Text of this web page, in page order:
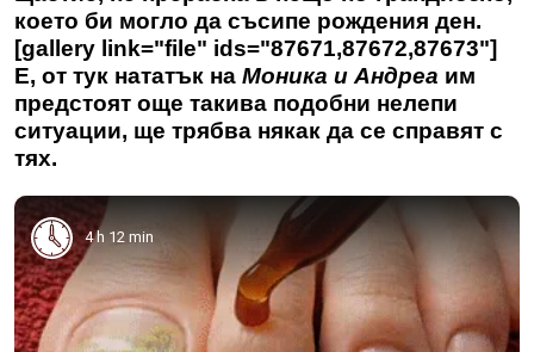
което би могло да съсипе рождения ден.
[gallery link="file" ids="87671,87672,87673"]
Е, от тук нататък на Моника и Андреа им
предстоят още такива подобни нелепи
ситуации, ще трябва някак да се справят с
тях.
4 h 12 min